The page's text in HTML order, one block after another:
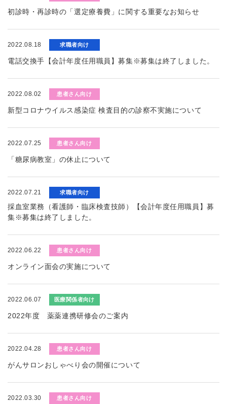
初診時・再診時の「選定療養費」に関する重要なお知らせ
2022.08.18 求職者向け
電話交換手【会計年度任用職員】募集※募集は終了しました。
2022.08.02 患者さん向け
新型コロナウイルス感染症 検査目的の診察不実施について
2022.07.25 患者さん向け
「糖尿病教室」の休止について
2022.07.21 求職者向け
採血室業務（看護師・臨床検査技師）【会計年度任用職員】募
集※募集は終了しました。
2022.06.22 患者さん向け
オンライン面会の実施について
2022.06.07 医療関係者向け
2022年度 薬薬連携研修会のご案内
2022.04.28 患者さん向け
がんサロンおしゃべり会の開催について
2022.03.30 患者さん向け